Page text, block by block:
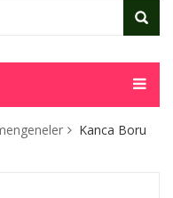
Kanca Boru